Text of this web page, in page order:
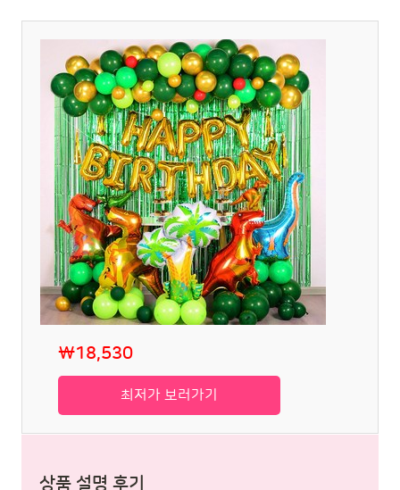
₩18,530
최저가 보러가기
상품 설명 후기